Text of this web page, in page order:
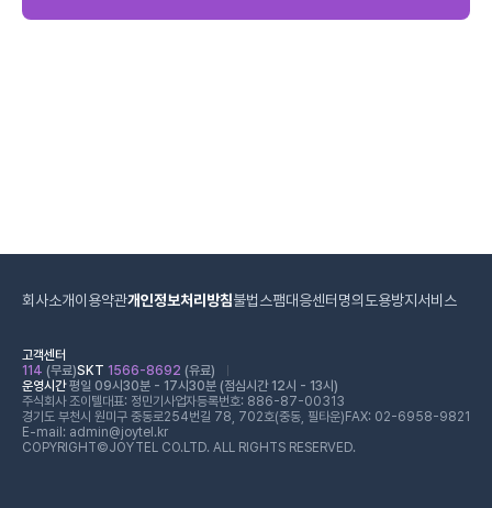
회사소개이용약관개인정보처리방침불법스팸대응센터 명의도용방지서비스
고객센터
114 (무료)SKT 1566-8692 (유료)
운영시간평일 09시30분 - 17시30분 (점심시간 12시 - 13시)
주식회사 조이텔대표: 정민기 사업자등록번호: 886-87-00313
경기도 부천시 원미구 중동로254번길 78, 702호(중동, 필타운) FAX: 02-6958-9821
E-mail: admin@joytel.kr
COPYRIGHT©JOYTEL CO.LTD. ALL RIGHTS RESERVED.